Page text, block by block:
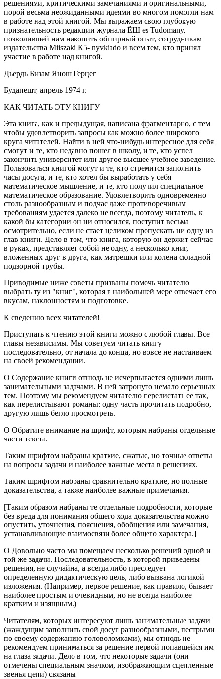
решениями, критическими замечаниями и оригинальными,
порой весьма неожиданными идеями во многом помогли нам
в работе над этой книгой. Мы выражаем свою глубокую
признательность редакции журнала ЁШ es Tudomany,
позволившей нам накопить обширный опыт, сотрудникам
издательства Miiszaki К5- nyvkiado и всем тем, кто принял
участие в работе над книгой.
Дьердь Бизам Янош Герцег
Будапешт, апрель 1974 г.
КАК ЧИТАТЬ ЭТУ КНИГУ
Эта книга, как и предыдущая, написана фрагментарно, с тем
чтобы удовлетворить запросы как можно более широкого
круга читателей. Найти в ней что-нибудь интересное для себя
смогут и те, кто недавно пошел в школу, и те, кто успел
закончить университет или другое высшее учебное заведение.
Пользоваться книгой могут и те, кто стремится заполнить
часы досуга, и те, кто хотел бы выработать у себя
математическое мышление, и те, кто получил специальное
математическое образование. Удовлетворить одновременно
столь разнообразным и подчас даже противоречивым
требованиям удается далеко не всегда, поэтому читатель, к
какой бы категории он ни относился, поступит весьма
осмотрительно, если не стает целиком пропускать ни одну из
глав книги. Дело в том, что книга, которую он держит сейчас
в руках, представляет собой не одну, а несколько книг,
вложенных друг в друга, как матрешки или колена складной
подзорной трубы.
Приводимые ниже советы призваны помочь читателю
выбрать ту из "книг", которая в наибольшей мере отвечает его
вкусам, наклонностям и подготовке.
К сведению всех читателей!
Приступать к чтению этой книги можно с любой главы. Все
главы независимы. Мы советуем читать книгу
последовательно, от начала до конца, но вовсе не настаиваем
на своей рекомендации.
О Содержание книги отнюдь не исчерпывается одними лишь
занимательными задачами. В ней затронуто немало серьезных
тем. Поэтому мы рекомендуем читателю перелистать ее так,
как перелистывают романы: одну часть прочитать подробно,
другую лишь бегло просмотреть.
О Обратите внимание на шрифт, которым набраны отдельные
части текста.
Таким шрифтом набраны краткие, сжатые, но точные ответы
на вопросы задачи и наиболее важные места в решениях.
Таким шрифтом набраны сравнительно краткие, но полные
доказательства, а также наиболее важные примечания.
[Таким образом набраны те отдельные подробности, которые
без вреда для понимания общего хода доказательства можно
опустить, уточнения, пояснения, обобщения или замечания,
устанавливающие взаимосвязи более общего характера.]
О Довольно часто мы помещаем несколько решений одной и
той же задачи. Последовательность, в которой приведены
решения, не случайна, а всегда либо преследует
определенную дидактическую цель, либо вызвана логикой
изложения. (Например, первое решение, как правило, бывает
наиболее простым и очевидным, но не всегда наиболее
кратким и изящным.)
Читателям, которых интересуют лишь занимательные задачи
(жаждущим заполнить свой досуг разнообразными, пестрыми
по своему содержанию головоломками), мы отнюдь не
рекомендуем приниматься за решение первой попавшейся им
на глаза задачи. Дело в том, что некоторые задачи (они
отмечены специальным значком, изображающим сцепленные
звенья цепи) связаны